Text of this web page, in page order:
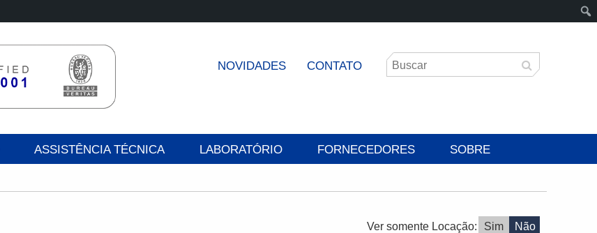
NOVIDADES CONTATO
ASSISTÊNCIA TÉCNICA LABORATÓRIO FORNECEDORES SOBRE
Ver somente Locação: Sim Não